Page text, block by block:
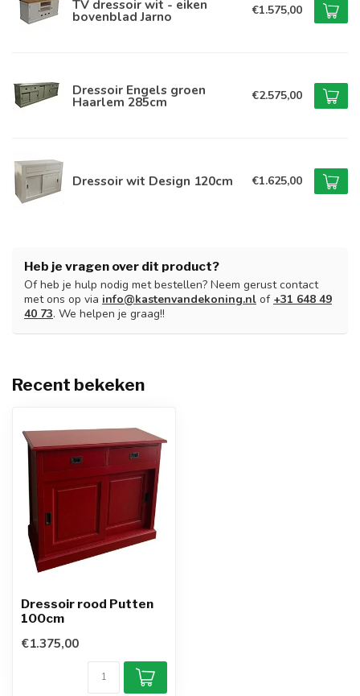
TV dressoir wit - eiken
bovenblad Jarno €1.575,00
Dressoir Engels groen
Haarlem 285cm €2.575,00
Dressoir wit Design 120cm €1.625,00
Heb je vragen over dit product?
Of heb je hulp nodig met bestellen? Neem gerust contact
met ons op via info@kastenvandekoning.nl of +31 648 49
40 73. We helpen je graag!!
Recent bekeken
Dressoir rood Putten
100cm
€1.375,00